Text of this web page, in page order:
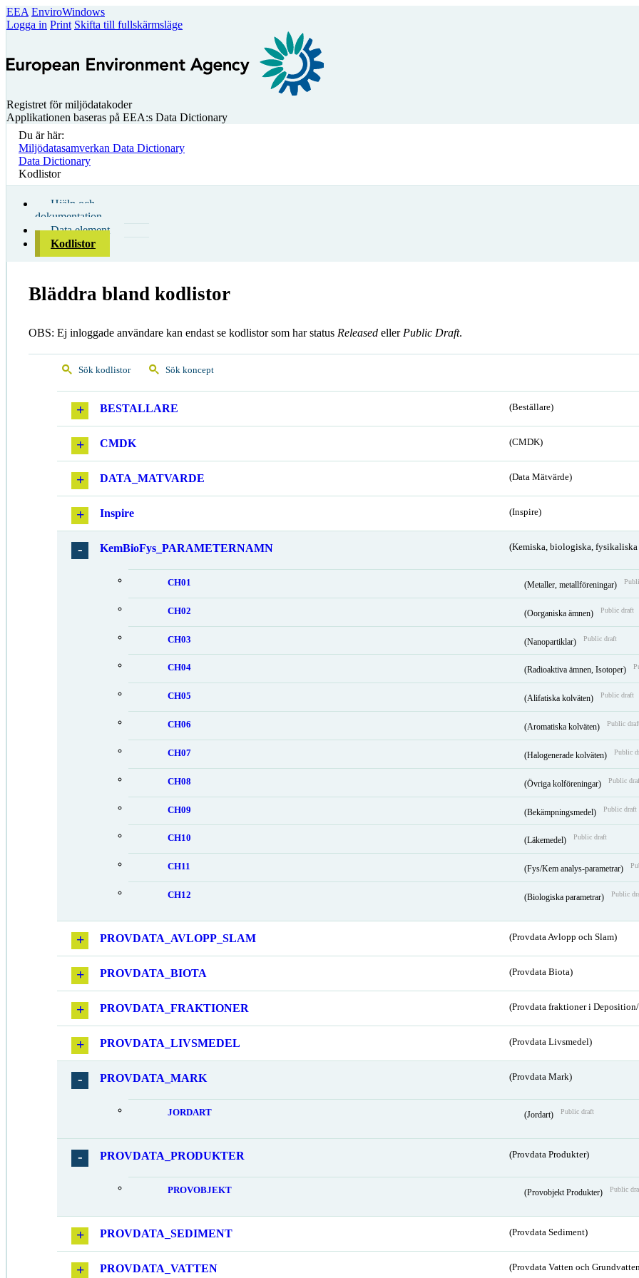
EEA EnviroWindows
Logga in Print Skifta till fullskärmsläge
Registret för miljödatakoder
Applikationen baseras på EEA:s Data Dictionary
Du är här:
Miljödatasamverkan Data Dictionary
Data Dictionary
Kodlistor
Hjälp och
dokumentation
Data element
Kodlistor
Bläddra bland kodlistor
OBS: Ej inloggade användare kan endast se kodlistor som har status Released eller Public Draft.
Sök kodlistor Sök koncept
BESTALLARE (Beställare)
CMDK (CMDK)
DATA_MATVARDE (Data Mätvärde)
Inspire (Inspire)
KemBioFys_PARAMETERNAMN (Kemiska, biologiska, fysikaliska
CH01 (Metaller, metallföreningar)
CH02 (Oorganiska ämnen) Public draft
CH03 (Nanopartiklar) Public draft
CH04 (Radioaktiva ämnen, Isotoper)
CH05 (Alifatiska kolväten) Public draft
CH06 (Aromatiska kolväten) Public
CH07 (Halogenerade kolväten) Public
CH08 (Övriga kolföreningar) Public
CH09 (Bekämpningsmedel) Public draft
CH10 (Läkemedel) Public draft
CH11 (Fys/Kem analys-parametrar)
CH12 (Biologiska parametrar) Public
PROVDATA_AVLOPP_SLAM (Provdata Avlopp och Slam)
PROVDATA_BIOTA (Provdata Biota)
PROVDATA_FRAKTIONER (Provdata fraktioner i
PROVDATA_LIVSMEDEL (Provdata Livsmedel)
PROVDATA_MARK (Provdata Mark)
JORDART (Jordart) Public draft
PROVDATA_PRODUKTER (Provdata Produkter)
PROVOBJEKT (Provobjekt Produkter) Public
PROVDATA_SEDIMENT (Provdata Sediment)
PROVDATA_VATTEN (Provdata Vatten och